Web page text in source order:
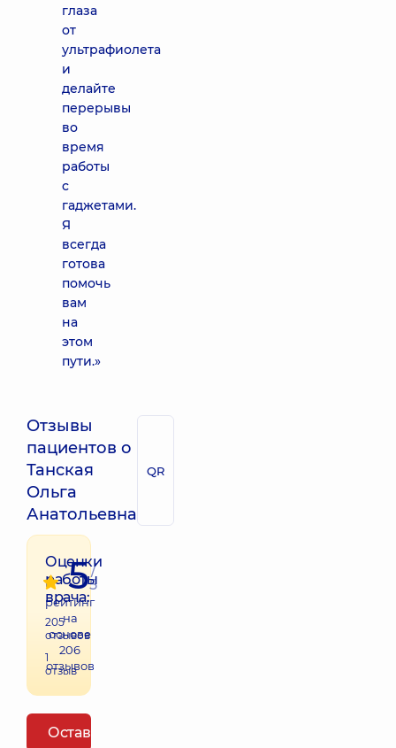
глаза
от
ультрафиолета
и
делайте
перерывы
во
время
работы
с
гаджетами.
Я
всегда
готова
помочь
вам
на
этом
пути.»
Отзывы
пациентов о
Танская
Ольга
Анатольевна
QR
Оценки
работы
врача:
205
отзывов
1
отзыв
5/
5
рейтинг
на
основе
206
отзывов
Оставить отзыв